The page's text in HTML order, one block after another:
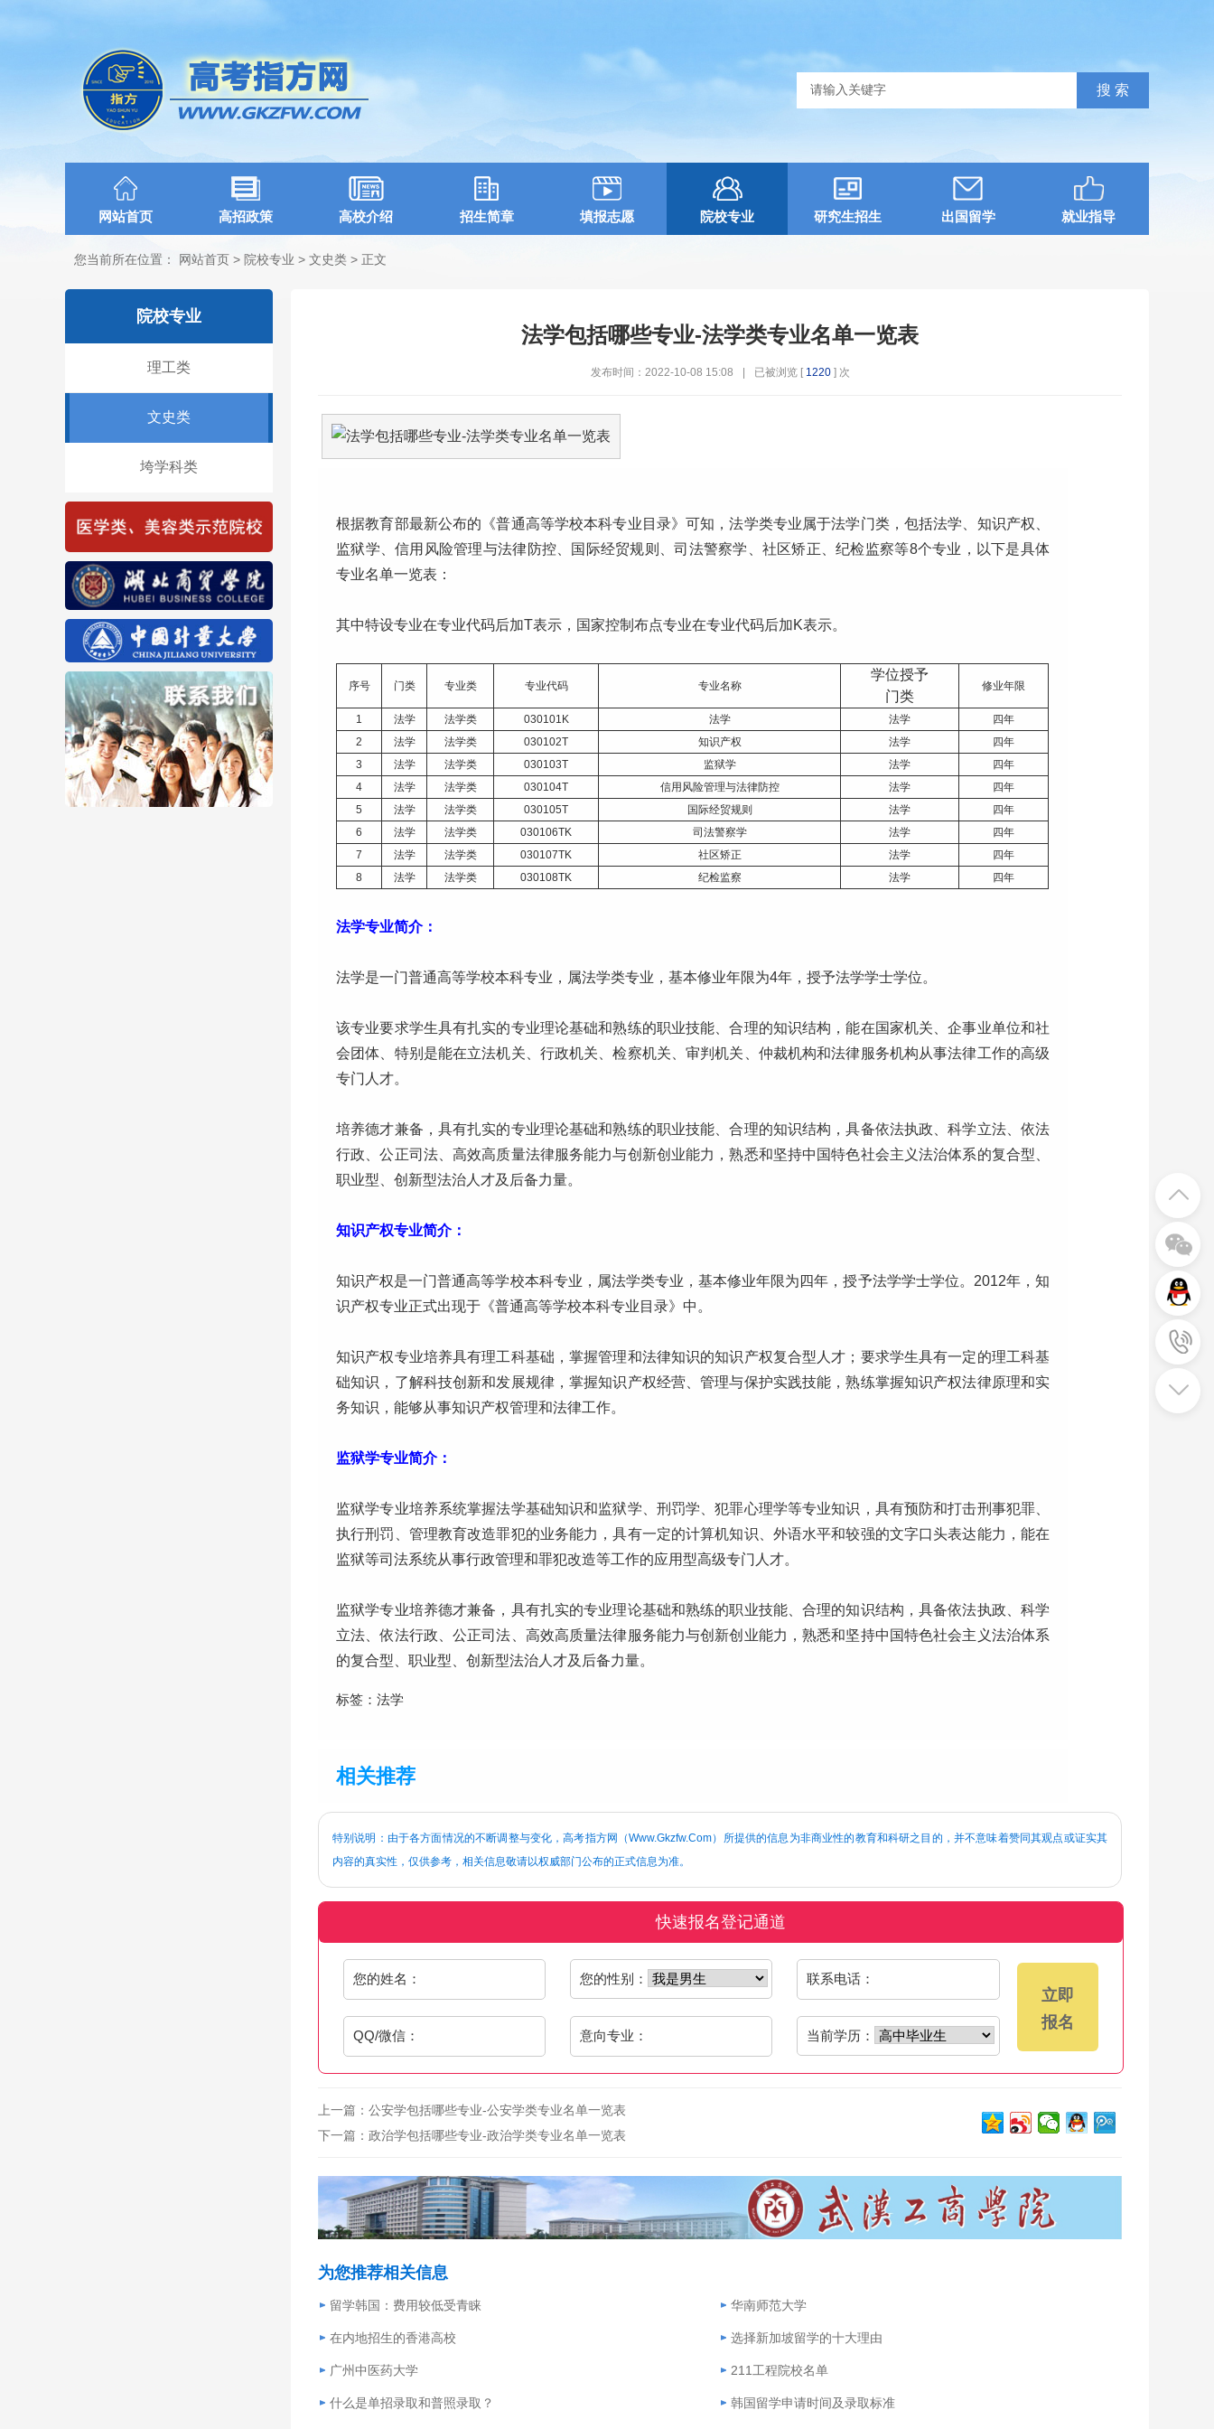
网站首页 高招政策 高校介绍 招生简章 填报志愿 院校专业 研究生招生 出国留学 就业指导
您当前所在位置： 网站首页 > 院校专业 > 文史类 > 正文
院校专业
理工类
文史类
垮学科类
法学包括哪些专业-法学类专业名单一览表
发布时间：2022-10-08 15:08 已被浏览 [ 1220] 次
根据教育部最新公布的《普通高等学校本科专业目录》可知，法学类专业属于法学门类，包括法学、知识产权、
监狱学、信用风险管理与法律防控、国际经贸规则、司法警察学、社区矫正、纪检监察等8个专业，以下是具体
专业名单一览表：
其中特设专业在专业代码后加T表示，国家控制布点专业在专业代码后加K表示。
序号 门类 专业类 专业代码 专业名称
学位授予
门类
修业年限
1 法学 法学类 030101K 法学 法学
四年
2
法学 法学类 030102T 知识产权 法学
四年
3
法学 法学类 030103T 监狱学 法学
四年
4
法学 法学类 030104T 信用风险管理与法律防控 法学
四年
5
法学 法学类 030105T 国际经贸规则 法学
四年
6
法学 法学类 030106TK 司法警察学 法学
四年
7
法学 法学类 030107TK 社区矫正 法学
四年
8
法学 法学类 030108TK 纪检监察 法学 四年
法学专业简介：
法学是一门普通高等学校本科专业，属法学类专业，基本修业年限为4年，授予法学学士学位。
该专业要求学生具有扎实的专业理论基础和熟练的职业技能、合理的知识结构，能在国家机关、企事业单位和社
会团体、特别是能在立法机关、行政机关、检察机关、审判机关、仲裁机构和法律服务机构从事法律工作的高级
专门人才。
培养德才兼备，具有扎实的专业理论基础和熟练的职业技能、合理的知识结构，具备依法执政、科学立法、依法
行政、公正司法、高效高质量法律服务能力与创新创业能力，熟悉和坚持中国特色社会主义法治体系的复合型、
职业型、创新型法治人才及后备力量。
知识产权专业简介：
知识产权是一门普通高等学校本科专业，属法学类专业，基本修业年限为四年，授予法学学士学位。2012年，知
识产权专业正式出现于《普通高等学校本科专业目录》中。
知识产权专业培养具有理工科基础，掌握管理和法律知识的知识产权复合型人才；要求学生具有一定的理工科基
础知识，了解科技创新和发展规律，掌握知识产权经营、管理与保护实践技能，熟练掌握知识产权法律原理和实
务知识，能够从事知识产权管理和法律工作。
监狱学专业简介：
监狱学专业培养系统掌握法学基础知识和监狱学、刑罚学、犯罪心理学等专业知识，具有预防和打击刑事犯罪、
执行刑罚、管理教育改造罪犯的业务能力，具有一定的计算机知识、外语水平和较强的文字口头表达能力，能在
监狱等司法系统从事行政管理和罪犯改造等工作的应用型高级专门人才。
监狱学专业培养德才兼备，具有扎实的专业理论基础和熟练的职业技能、合理的知识结构，具备依法执政、科学
立法、依法行政、公正司法、高效高质量法律服务能力与创新创业能力，熟悉和坚持中国特色社会主义法治体系
的复合型、职业型、创新型法治人才及后备力量。
标签：法学
相关推荐
特别说明：由于各方面情况的不断调整与变化，高考指方网（Www.Gkzfw.Com）所提供的信息为非商业性的教育和科研之目的，并不意味着赞同其观点或证实其
内容的真实性，仅供参考，相关信息敬请以权威部门公布的正式信息为准。
快速报名登记通道
您的姓名： 您的性别： 联系电话：
QQ/微信： 意向专业： 当前学历：
立即
报名
上一篇： 公安学包括哪些专业-公安学类专业名单一览表
下一篇： 政治学包括哪些专业-政治学类专业名单一览表
为您推荐相关信息
留学韩国：费用较低受青睐 华南师范大学
在内地招生的香港高校 选择新加坡留学的十大理由
广州中医药大学 211工程院校名单
什么是单招录取和普照录取？ 韩国留学申请时间及录取标准